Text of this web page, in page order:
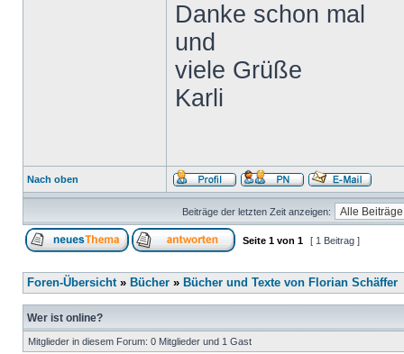
Danke schon mal
und
viele Grüße
Karli
Nach oben
Beiträge der letzten Zeit anzeigen:
Seite 1 von 1 [ 1 Beitrag ]
Foren-Übersicht» Bücher » Bücher und Texte von Florian Schäffer
Wer ist online?
Mitglieder in diesem Forum: 0 Mitglieder und 1 Gast